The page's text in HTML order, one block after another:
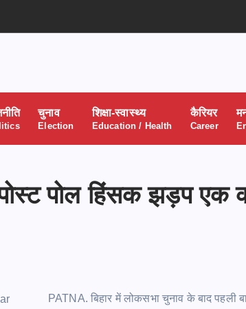
चुनाव
Election
शिक्षा-स्वास्थ्य
Education / Health
कैरियर
Career
पोल हिंसक झड़प एक
PATNA. बिहार में लोकसभा चुनाव के बाद पहली